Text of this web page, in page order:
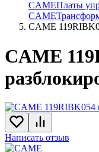
CAMEПлаты
CAME
CAME
CAME
Написать отзыв